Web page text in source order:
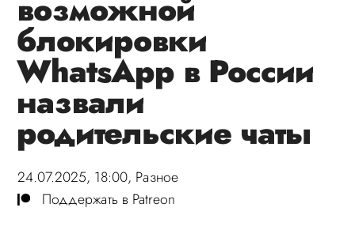
возможной
блокировки
WhatsApp в России
назвали
родительские чаты
24.07.2025, 18:00, Разное
Поддержать в Patreon